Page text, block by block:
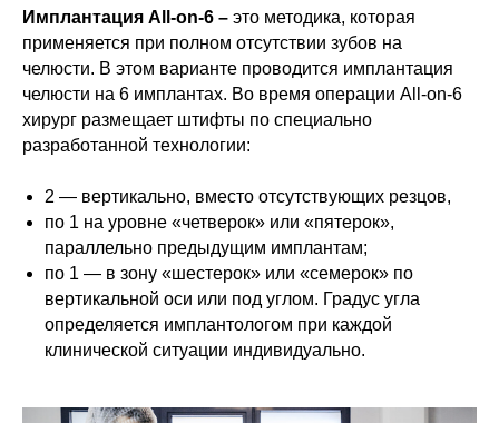
Имплантация All-on-6 – это методика, которая
применяется при полном отсутствии зубов на
челюсти. В этом варианте проводится имплантация
челюсти на 6 имплантах. Во время операции All-on-6
хирург размещает штифты по специально
разработанной технологии:
2 — вертикально, вместо отсутствующих резцов,
по 1 на уровне «четверок» или «пятерок»,
параллельно предыдущим имплантам;
по 1 — в зону «шестерок» или «семерок» по
вертикальной оси или под углом. Градус угла
определяется имплантологом при каждой
клинической ситуации индивидуально.